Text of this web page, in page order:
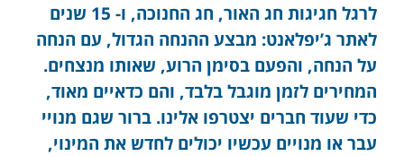
לרגל חגיגות חג האור, חג החנוכה, ו- 15 שנים
לאתר ג’יפלאנט: מבצע ההנחה הגדול, עם הנחה
על הנחה, והפעם בסימן הרוע, שאותו מנצחים.
המחירים לזמן מוגבל בלבד, והם כדאיים מאוד,
כדי שעוד חברים יצטרפו אלינו. ברור שגם מנויי
עבר או מנויים עכשיו יכולים לחדש את המינוי,